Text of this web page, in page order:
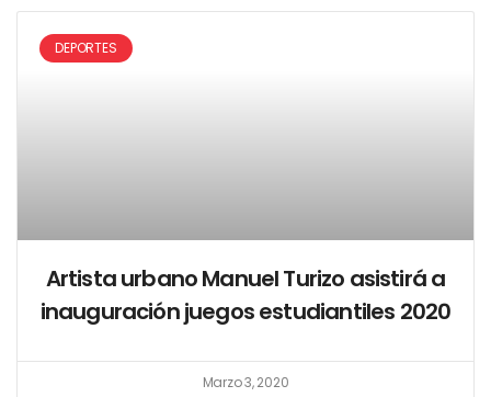
DEPORTES
Artista urbano Manuel Turizo asistirá a
inauguración juegos estudiantiles 2020
Marzo 3, 2020